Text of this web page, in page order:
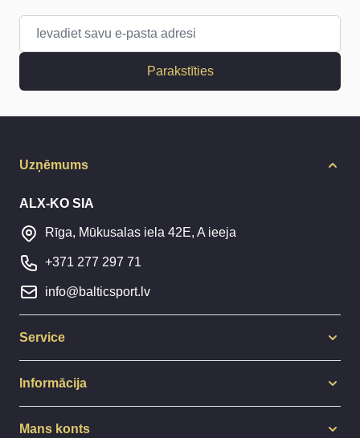
Parakstīties
Uzņēmums
ALX-KO SIA
Rīga, Mūkusalas iela 42E, A ieeja
+371 277 297 71
info@balticsport.lv
Service
Informācija
Mans konts